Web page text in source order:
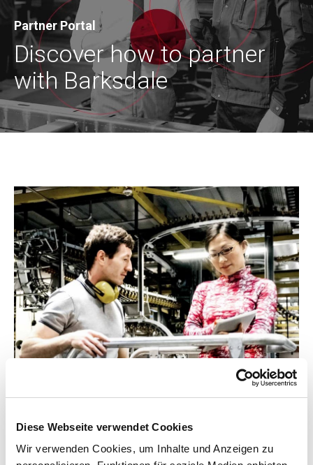
Diese Webseite verwendet Cookies
Wir verwenden Cookies, um Inhalte und Anzeigen zu
Partner Portal
Discover how to partner
with Barksdale